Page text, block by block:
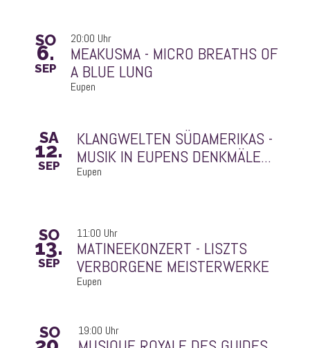
SO
6.
SEP
20:00 Uhr
A BLUE LUNG
Eupen
SA
12.
SEP MUSIK IN EUPENS DENKMÄLE...
Eupen
SO
13.
SEP
11:00 Uhr
VERBORGENE MEISTERWERKE
Eupen
SO 19:00 Uhr